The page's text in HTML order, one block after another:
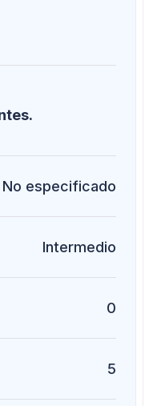
No especificado
Intermedio
0
5